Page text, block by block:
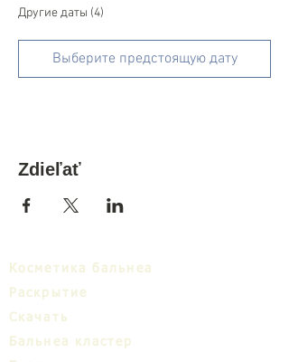
Другие даты (4)
Выберите предстоящую дату
Zdieľať
Косметика бальнеа
Раскрытие
Cкачать
Бальнеa кластер